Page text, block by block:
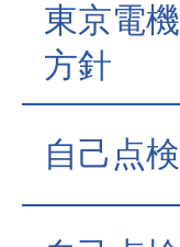
東京電
方針
自己点